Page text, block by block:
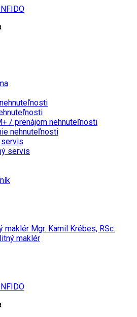
/ prenájom nehnuteľnosti
nehnuteľnosti
servis
servis
maklér Mgr. Kamil Krébes, RSc.
maklér